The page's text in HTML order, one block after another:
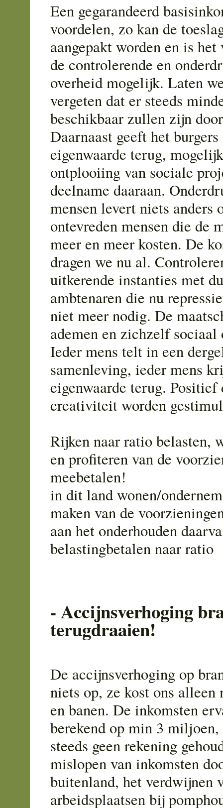
Een gegarandeerd
voordelen, zo kan de
aangepakt worden en is
de controlerende en
overheid mogelijk. Laten
vergeten dat er steeds
beschikbaar zullen zijn
Daarnaast geeft het
eigenwaarde terug,
ontplooiing van sociale
deelname daaraan.
mensen levert niets anders
ontevreden mensen die de
meer en meer kosten. De
dragen we nu al.
uitkerende instanties met
ambtenaren die nu
niet meer nodig. De
ademen en zichzelf
Ieder mens telt in een
samenleving, ieder mens
eigenwaarde terug. Positief
creativiteit worden
Rijken naar ratio belasten,
en profiteren van de
meebetalen!
in dit land wonen/
maken van de
aan het onderhouden
belastingbetalen naar ratio
- Accijnsverhoging
terugdraaien!
De accijnsverhoging op
niets op, ze kost ons alleen
en banen. De inkomsten
berekend op min 3
steeds geen rekening
mislopen van inkomsten
buitenland, het verdwijnen
arbeidsplaatsen bij